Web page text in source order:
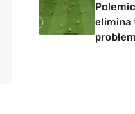
elimina